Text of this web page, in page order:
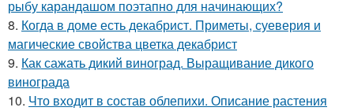
рыбу карандашом поэтапно для начинающих?
8. Когда в доме есть декабрист. Приметы, суеверия и
магические свойства цветка декабрист
9. Как сажать дикий виноград. Выращивание дикого
винограда
10. Что входит в состав облепихи. Описание растения